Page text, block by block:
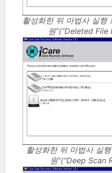
활성화한 뒤 마법사 실행
원”(“Deleted
활성화한 뒤 마법사 실
원”(“Deep Scan